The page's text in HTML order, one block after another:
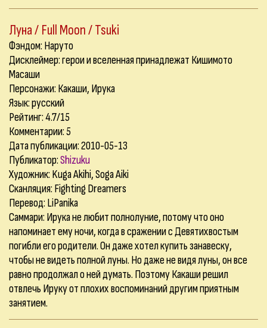
Луна / Full Moon / Tsuki
Фэндом: Наруто
Дисклеймер: герои и вселенная принадлежат Кишимото
Масаши
Персонажи: Какаши, Ирука
Язык: русский
Рейтинг: 4.7/15
Комментарии:5
Дата публикации: 2010-05-13
Публикатор:Shizuku
Художник: Kuga Akihi, Soga Aiki
Сканляция: Fighting Dreamers
Перевод: LiPanika
Саммари: Ирука не любит полнолуние, потому что оно
напоминает ему ночи, когда в сражении с Девятихвостым
погибли его родители. Он даже хотел купить занавеску,
чтобы не видеть полной луны. Но даже не видя луны, он все
равно продолжал о ней думать. Поэтому Какаши решил
отвлечь Ируку от плохих воспоминаний другим приятным
занятием.